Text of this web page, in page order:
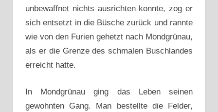
unbewaffnet nichts ausrichten konnte, zog er
sich entsetzt in die Büsche zurück und rannte
wie von den Furien gehetzt nach Mondgrünau,
als er die Grenze des schmalen Buschlandes
erreicht hatte.
In Mondgrünau ging das Leben seinen
gewohnten Gang. Man bestellte die Felder,